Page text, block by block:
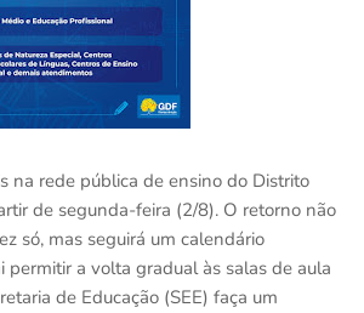
na rede pública de ensino do Distrito
de segunda-feira (2/8). O retorno não
só, mas seguirá um calendário
permitir a volta gradual às salas de aula
de Educação (SEE) faça um